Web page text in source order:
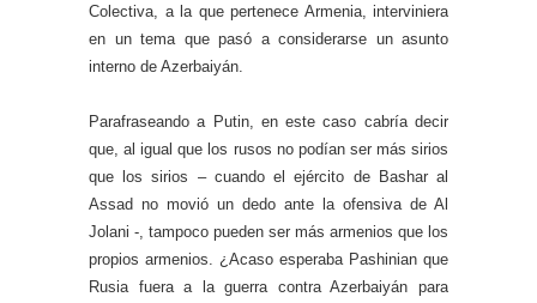
Colectiva, a la que pertenece Armenia, interviniera
en un tema que pasó a considerarse un asunto
interno de Azerbaiyán.
Parafraseando a Putin, en este caso cabría decir
que, al igual que los rusos no podían ser más sirios
que los sirios – cuando el ejército de Bashar al
Assad no movió un dedo ante la ofensiva de Al
Jolani -, tampoco pueden ser más armenios que los
propios armenios. ¿Acaso esperaba Pashinian que
Rusia fuera a la guerra contra Azerbaiyán para